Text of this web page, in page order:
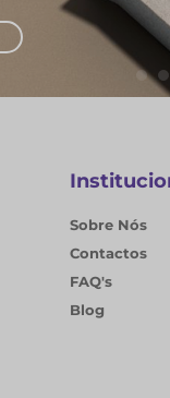
Sobre Nós
Contactos
FAQ's
Blog